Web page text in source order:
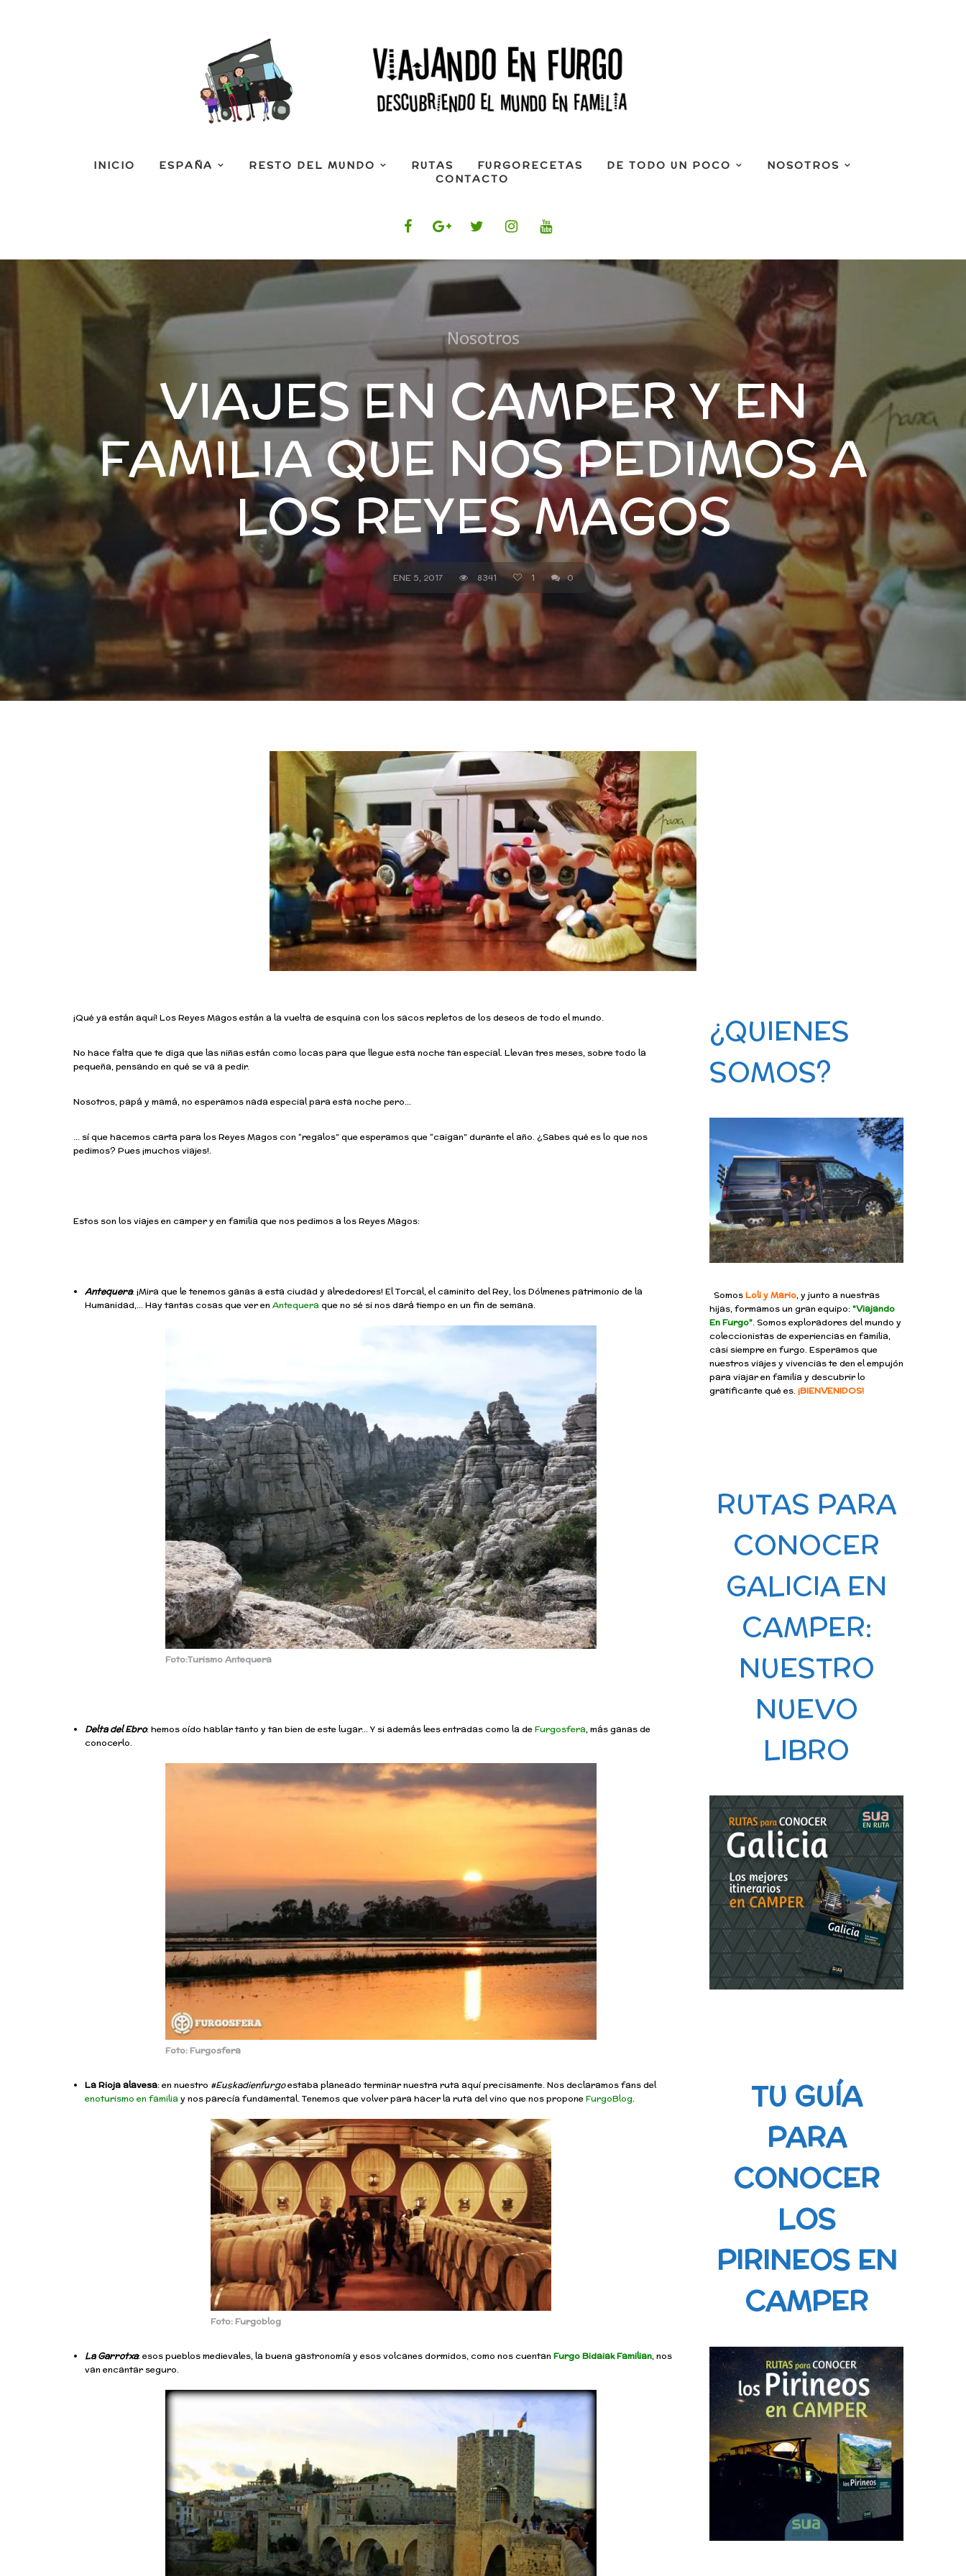
INICIO ESPAÑA RESTO DEL MUNDO RUTAS FURGORECETAS DE TODO UN POCO
NOSOTROS
CONTACTO
Nosotros
VIAJES EN CAMPER Y EN
FAMILIA QUE NOS PEDIMOS A
LOS REYES MAGOS
ENE 5, 2017 8341 1 0
¡Qué ya están aquí! Los Reyes Magos están a la vuelta de esquina con los sacos repletos de los deseos de todo el mundo.
No hace falta que te diga que las niñas están como locas para que llegue esta noche tan especial. Llevan tres meses, sobre todo la
pequeña, pensando en qué se va a pedir.
Nosotros, papá y mamá, no esperamos nada especial para esta noche pero…
… sí que hacemos carta para los Reyes Magos con “regalos” que esperamos que “caigan” durante el año. ¿Sabes qué es lo que nos
pedimos? Pues ¡muchos viajes!.
Estos son los viajes en camper y en familia que nos pedimos a los Reyes Magos:
Antequera: ¡Mira que le tenemos ganas a esta ciudad y alrededores! El Torcal, el caminito del Rey, los Dólmenes patrimonio de la
Humanidad,… Hay tantas cosas que ver en Antequera que no sé si nos dará tiempo en un fin de semana.
Foto:Turismo Antequera
Delta del Ebro: hemos oído hablar tanto y tan bien de este lugar… Y si además lees entradas como la deFurgosfera, más ganas de
conocerlo.
Foto: Furgosfera
La Rioja alavesa: en nuestro #Euskadienfurgoestaba planeado terminar nuestra ruta aquí precisamente. Nos declaramos fans del
enoturismo en familia y nos parecía fundamental. Tenemos que volver para hacer la ruta del vino que nos proponeFurgoBlog.
Foto: Furgoblog
La Garrotxa: esos pueblos medievales, la buena gastronomía y esos volcanes dormidos, como nos cuentan Furgo Bidaiak Familian, nos
van encantar seguro.
¿QUIENES
SOMOS?
SomosLoli y Mario, y junto a nuestras
hijas, formamos un gran equipo:"Viajando
En Furgo". Somos exploradores del mundo y
coleccionistas de experiencias en familia,
casi siempre en furgo. Esperamos que
nuestros viajes y vivencias te den el empujón
para viajar en familia y descubrir lo
gratificante qué es.¡BIENVENIDOS!
RUTAS PARA
CONOCER
GALICIA EN
CAMPER:
NUESTRO
NUEVO
LIBRO
TU GUÍA
PARA
CONOCER
LOS
PIRINEOS EN
CAMPER